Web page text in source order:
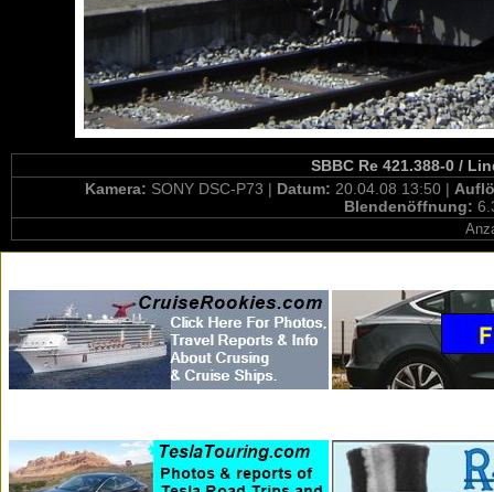
SBBC Re 421.388-0 /
Kamera: SONY DSC-P73 | Datum: 20.04.08 13:50 |
Blendenöffnung: